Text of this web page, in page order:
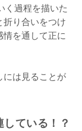
く過程を描いた
り合いをつけ
を通して正に
には見ることが
ている！？